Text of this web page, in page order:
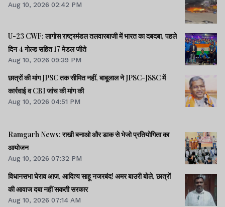
Aug 10, 2026 02:42 PM
U-23 CWF: लागोस राष्ट्रमंडल तलवारबाजी में भारत का दबदबा, पहले
दिन 4 गोल्ड सहित 17 मेडल जीते
Aug 10, 2026 09:39 PM
छात्रों की मांग JPSC तक सीमित नहीं, बाबूलाल ने JPSC-JSSC में
कार्रवाई व CBI जांच की मांग की
Aug 10, 2026 04:51 PM
Ramgarh News: राखी बनाओ और डाक से भेजो प्रतियोगिता का
आयोजन
Aug 10, 2026 07:32 PM
विधानसभा घेराव आज, आदित्य साहू नजरबंद! अमर बाउरी बोले, छात्रों
की आवाज दबा नहीं सकती सरकार
Aug 10, 2026 07:14 AM